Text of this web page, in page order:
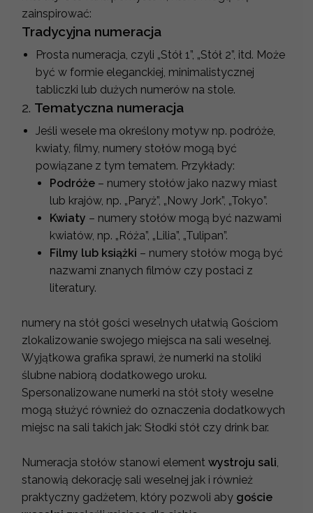
zainspirować:
Tradycyjna numeracja
Prosta numeracja, czyli „Stół 1”, „Stół 2”, itd. Może
być w formie eleganckiej, minimalistycznej
tabliczki lub dużych numerów na stole.
2. Tematyczna numeracja
Jeśli wesele ma określony motyw np. podróże,
kwiaty, filmy, numery stołów mogą być
powiązane z tym tematem. Przykłady:
Podróże – numery stołów jako nazwy miast
lub krajów, np. „Paryż”, „Nowy Jork”, „Tokyo”.
Kwiaty – numery stołów mogą być nazwami
kwiatów, np. „Róża”, „Lilia”, „Tulipan”.
Filmy lub książki – numery stołów mogą być
nazwami znanych filmów czy postaci z
literatury.
numery na stół gości weselnych ułatwią Gościom
zlokalizowanie swojego miejsca na sali weselnej.
Wyjątkowa grafika sprawi, że numerki na stoliki
ślubne nabiorą dodatkowego uroku.
Spersonalizowane numerki na stół stoły weselne
mogą służyć również do oznaczenia dodatkowych
miejsc na sali takich jak: Słodki stół czy drink bar.
Numeracja stołów stanowi element wystroju sali,
stanowią dekorację sali weselnej jak i również
praktyczny gadżetem, który pozwoli aby goście